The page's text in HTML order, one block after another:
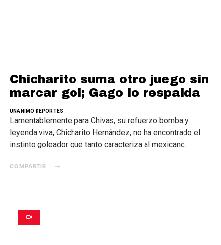
Chicharito suma otro juego sin
marcar gol; Gago lo respalda
UNANIMO DEPORTES
Lamentablemente para Chivas, su refuerzo bomba y
leyenda viva, Chicharito Hernández, no ha encontrado el
instinto goleador que tanto caracteriza al mexicano.
COMPARTIR